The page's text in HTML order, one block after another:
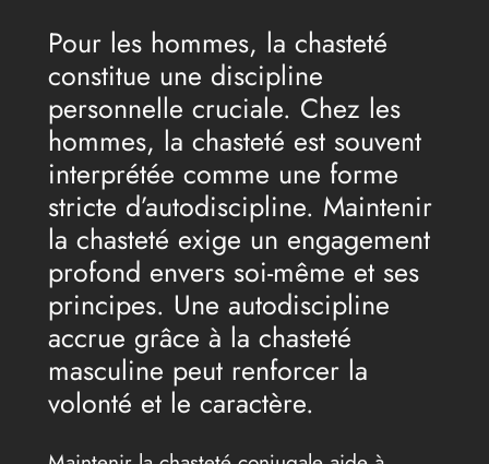
Pour les hommes, la chasteté
constitue une discipline
personnelle cruciale. Chez les
hommes, la chasteté est souvent
interprétée comme une forme
stricte d’autodiscipline. Maintenir
la chasteté exige un engagement
profond envers soi-même et ses
principes. Une autodiscipline
accrue grâce à la chasteté
masculine peut renforcer la
volonté et le caractère.